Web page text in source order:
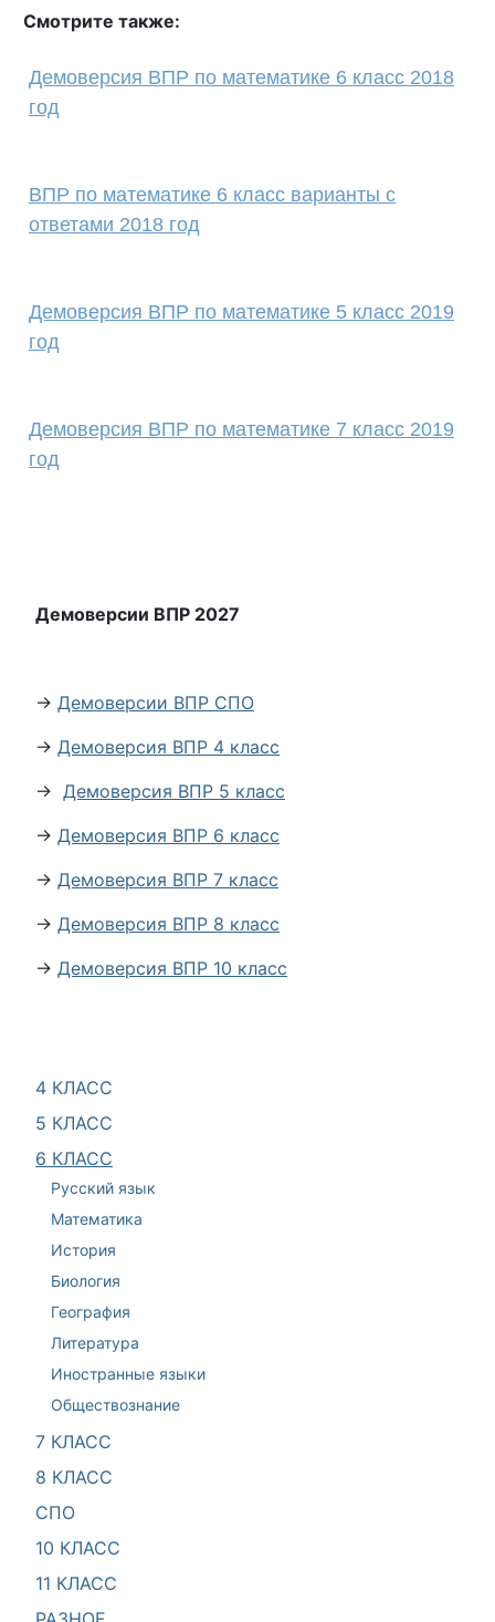
4 КЛАСС
5 КЛАСС
6 КЛАСС
Русский язык
Математика
История
Биология
География
Литература
Иностранные языки
Обществознание
7 КЛАСС
8 КЛАСС
СПО
10 КЛАСС
11 КЛАСС
Смотрите также:
Демоверсия ВПР по математике 6 класс 2018
год
ВПР по математике 6 класс варианты с
ответами 2018 год
Демоверсия ВПР по математике 5 класс 2019
год
Демоверсия ВПР по математике 7 класс 2019
год
Демоверсии ВПР 2027
→ Демоверсии ВПР СПО
→ Демоверсия ВПР 4 класс
→ Демоверсия ВПР 5 класс
→ Демоверсия ВПР 6 класс
→ Демоверсия ВПР 7 класс
→ Демоверсия ВПР 8 класс
→ Демоверсия ВПР 10 класс